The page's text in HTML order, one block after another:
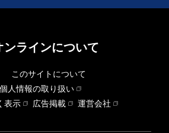
ンラインについて
このサイトについて
個人情報の取り扱い
表示
広告掲載
運営会社